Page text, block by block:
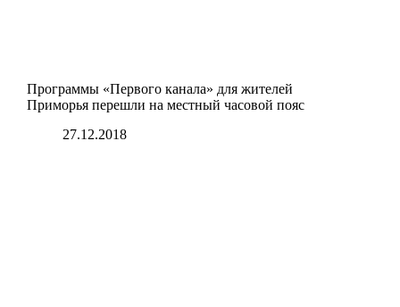
Программы «Первого канала» для жителей
Приморья перешли на местный часовой пояс
27.12.2018